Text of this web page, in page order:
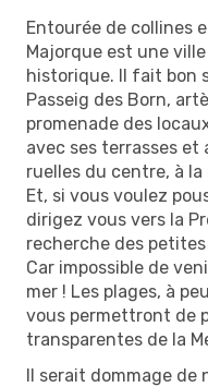
Entourée de collines
Majorque est une
historique. Il fait bon
Passeig des Born,
promenade des
avec ses terrasses et
ruelles du centre, à
Et, si vous voulez
dirigez vous vers la
recherche des
Car impossible de
mer ! Les plages, à
vous permettront de
transparentes de la
Il serait dommage de